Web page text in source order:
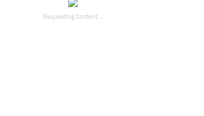
Requesting Content...